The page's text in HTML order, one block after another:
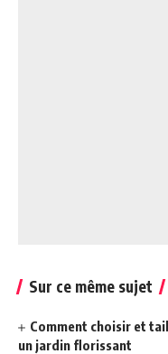
Sur ce même sujet
Comment choisir et
un jardin florissant